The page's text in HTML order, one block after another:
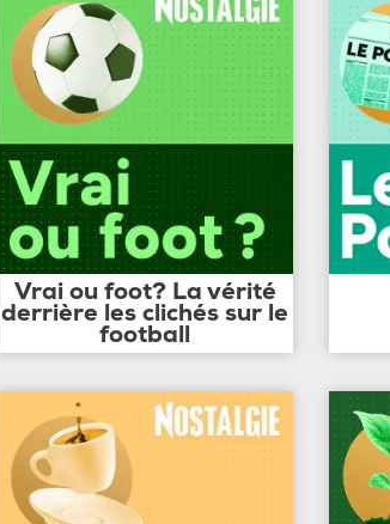
Vrai ou foot? La vérité
derrière les clichés sur le
football